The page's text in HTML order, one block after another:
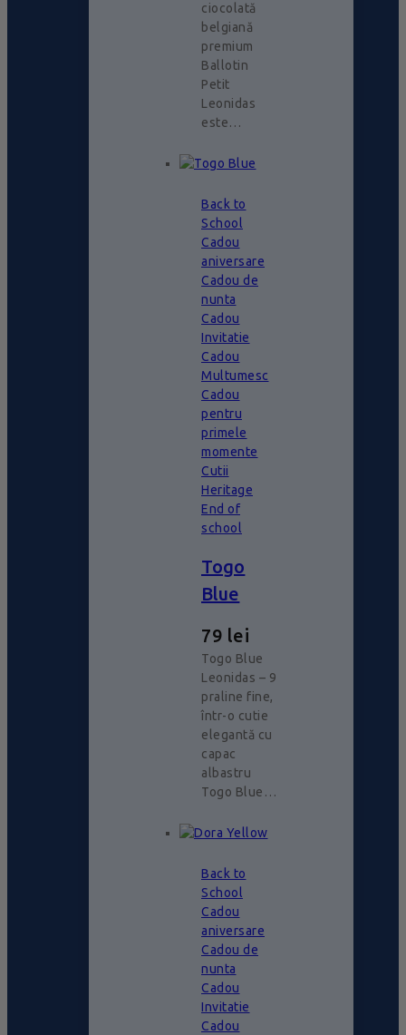
ciocolată
belgiană
premium
Ballotin
Petit
Leonidas
este…
Back to
School
Cadou
aniversare
Cadou de
nunta
Cadou
Invitatie
Cadou
Multumesc
Cadou
pentru
primele
momente
Cutii
Heritage
End of
school
Togo
Blue
79 lei
Togo Blue
Leonidas – 9
praline fine,
într-o cutie
elegantă cu
capac
albastru
Togo Blue…
Back to
School
Cadou
aniversare
Cadou de
nunta
Cadou
Invitatie
Cadou